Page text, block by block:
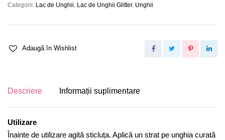
03
Categorii: Lac de Unghii Lac de Unghii Glitter, Unghii
Adaugă în Wishlist
Descriere Informații suplimentare
Utilizare
Înainte de utilizare agită sticluța. Aplică un strat pe unghia curată